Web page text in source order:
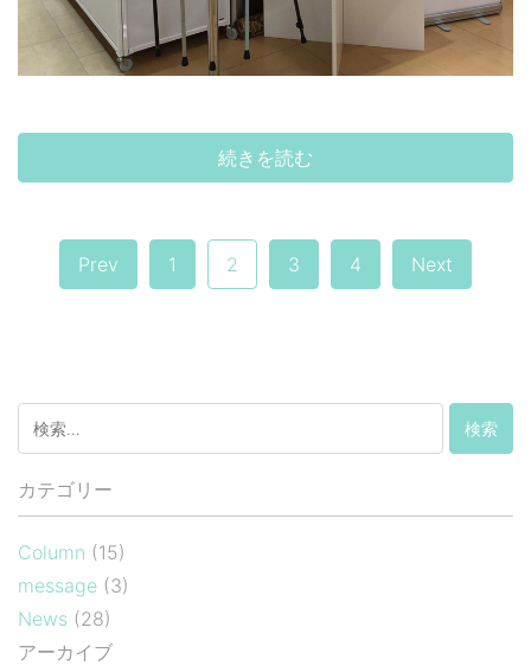
続きを読む
Prev 1 2 3 4 Next
カテゴリー
Column (15)
message (3)
News (28)
アーカイブ